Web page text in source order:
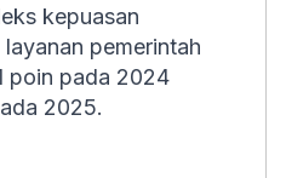
kepuasan
pemerintah
poin pada 2024
2025.